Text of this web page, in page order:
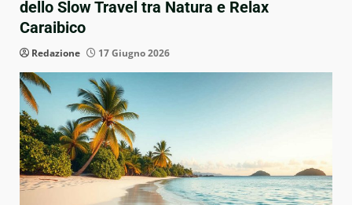
dello Slow Travel tra Natura e Relax
Caraibico
Redazione 17 Giugno 2026